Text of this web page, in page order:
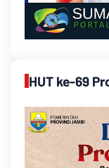
HUT ke-69